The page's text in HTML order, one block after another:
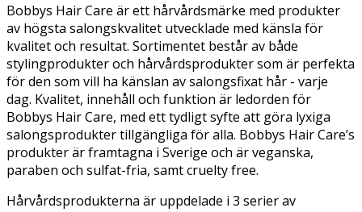
Bobbys Hair Care är ett hårvårdsmärke med produkter
av högsta salongskvalitet utvecklade med känsla för
kvalitet och resultat. Sortimentet består av både
stylingprodukter och hårvårdsprodukter som är perfekta
för den som vill ha känslan av salongsfixat hår - varje
dag. Kvalitet, innehåll och funktion är ledorden för
Bobbys Hair Care, med ett tydligt syfte att göra lyxiga
salongsprodukter tillgängliga för alla. Bobbys Hair Care’s
produkter är framtagna i Sverige och är veganska,
paraben och sulfat-fria, samt cruelty free.
Hårvårdsprodukterna är uppdelade i 3 serier av